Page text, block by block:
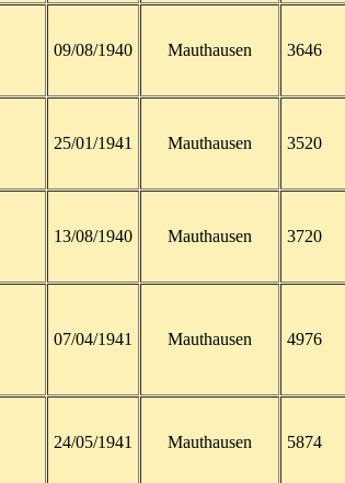
09/08/1940 Mauthausen 3646
25/01/1941 Mauthausen 3520
13/08/1940 Mauthausen 3720
07/04/1941 Mauthausen 4976
24/05/1941 Mauthausen 5874